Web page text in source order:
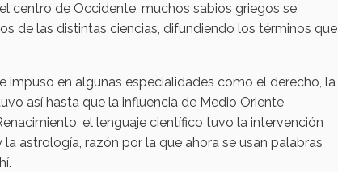
centro de Occidente, muchos sabios griegos se
de las distintas ciencias, difundiendo los términos que
impuso en algunas especialidades como el derecho, la
así hasta que la influencia de Medio Oriente
el lenguaje científico tuvo la intervención
astrología, razón por la que ahora se usan palabras